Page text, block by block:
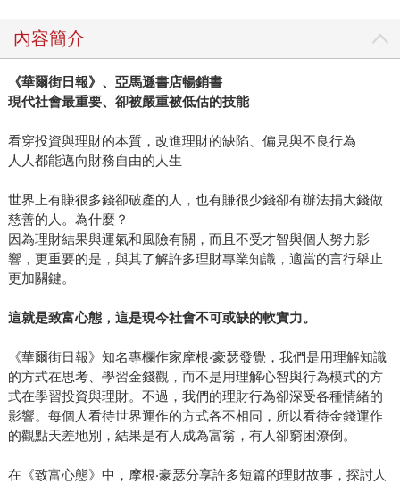
內容簡介
《華爾街日報》、亞馬遜書店暢銷書
現代社會最重要、卻被嚴重被低估的技能
看穿投資與理財的本質，改進理財的缺陷、偏見與不良行為
人人都能邁向財務自由的人生
世界上有賺很多錢卻破產的人，也有賺很少錢卻有辦法捐大錢做
慈善的人。為什麼？
因為理財結果與運氣和風險有關，而且不受才智與個人努力影
響，更重要的是，與其了解許多理財專業知識，適當的言行舉止
更加關鍵。
這就是致富心態，這是現今社會不可或缺的軟實力。
《華爾街日報》知名專欄作家摩根‧豪瑟發覺，我們是用理解知識
的方式在思考、學習金錢觀，而不是用理解心智與行為模式的方
式在學習投資與理財。不過，我們的理財行為卻深受各種情緒的
影響。每個人看待世界運作的方式各不相同，所以看待金錢運作
的觀點天差地別，結果是有人成為富翁，有人卻窮困潦倒。
在《致富心態》中，摩根‧豪瑟分享許多短篇的理財故事，探討人